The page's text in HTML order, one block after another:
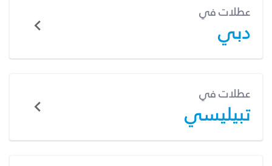
عطلات في
دبي
عطلات في
تبيليسي